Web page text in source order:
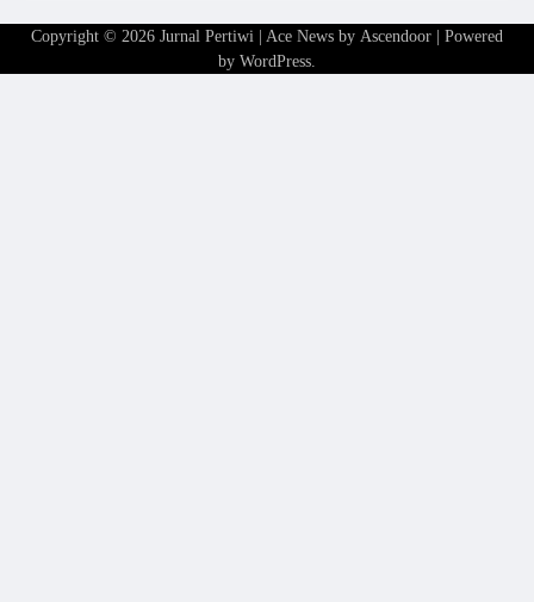
Copyright © 2026 Jurnal Pertiwi | Ace News by Ascendoor | Powered
by WordPress.